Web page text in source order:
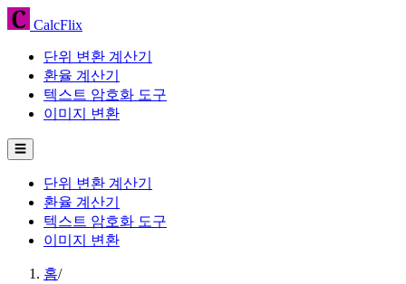
CalcFlix
단위 변환 계산기
환율 계산기
텍스트 암호화 도구
이미지 변환
☰
단위 변환 계산기
환율 계산기
텍스트 암호화 도구
이미지 변환
홈/